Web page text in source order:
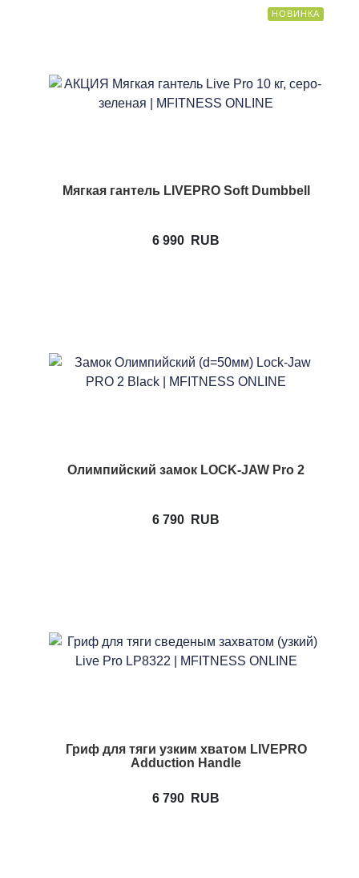
НОВИНКА
Мягкая гантель LIVEPRO Soft Dumbbell
6 990 RUB
Олимпийский замок LOCK-JAW Pro 2
6 790 RUB
Гриф для тяги узким хватом LIVEPRO
Adduction Handle
6 790 RUB